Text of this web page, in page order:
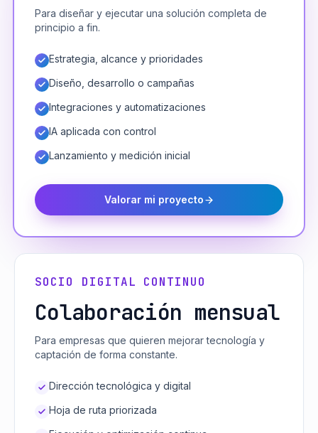
Para diseñar y ejecutar una solución completa de
principio a fin.
Estrategia, alcance y prioridades
Diseño, desarrollo o campañas
Integraciones y automatizaciones
IA aplicada con control
Lanzamiento y medición inicial
Valorar mi proyecto
SOCIO DIGITAL CONTINUO
Colaboración mensual
Para empresas que quieren mejorar tecnología y
captación de forma constante.
Dirección tecnológica y digital
Hoja de ruta priorizada